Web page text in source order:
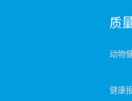
质
动物
健康